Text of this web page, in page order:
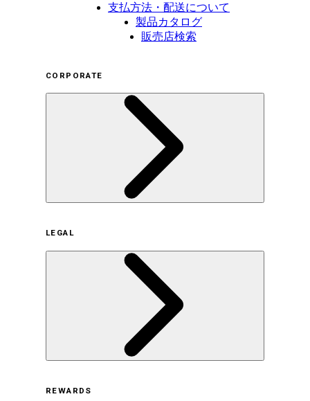
支払方法・配送について
製品カタログ
販売店検索
CORPORATE
サステナビリティの取り組み（日本）
サステナビリティの取り組み（米国/英語）
ヒストリー
採用情報
LEGAL
REWARDS